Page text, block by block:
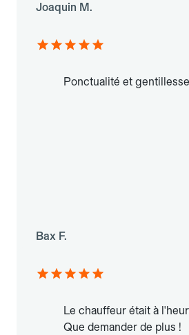
Joaquin M.
Ponctualité et
Bax F.
Le chauffeur était à
Que demander de plus !